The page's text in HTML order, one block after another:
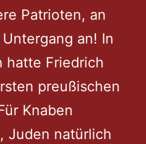
Patrioten, an
an! In
hatte Friedrich
preußischen
Knaben
Juden natürlich